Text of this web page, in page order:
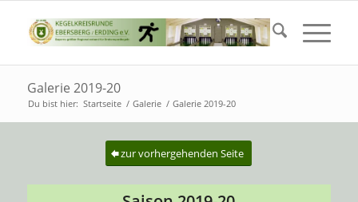
Galerie 2019-20
Du bist hier: Startseite / Galerie / Galerie 2019-20
zur vorhergehenden Seite